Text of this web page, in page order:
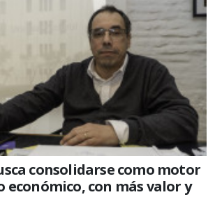
consolidarse como motor
económico, con más valor y